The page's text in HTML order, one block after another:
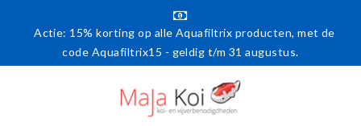
Actie: 15% korting op alle Aquafiltrix producten, met de
code Aquafiltrix15 - geldig t/m 31 augustus.